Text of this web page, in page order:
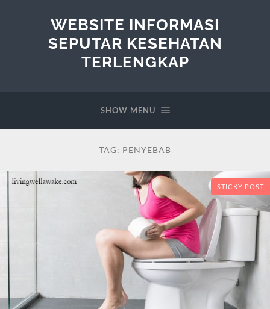
WEBSITE INFORMASI
SEPUTAR KESEHATAN
TERLENGKAP
SHOW MENU
TAG: PENYEBAB
STICKY POST